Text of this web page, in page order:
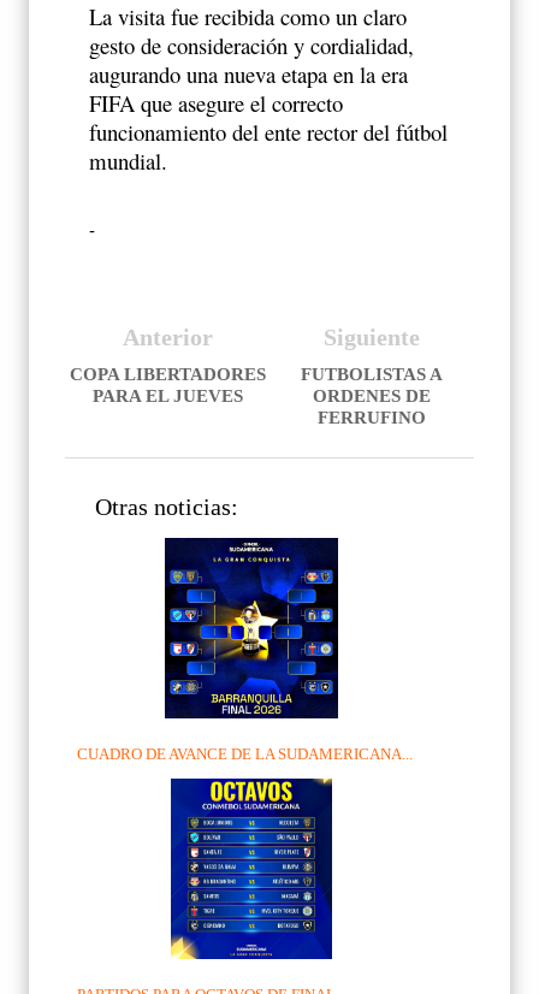
La visita fue recibida como un claro
gesto de consideración y cordialidad,
augurando una nueva etapa en la era
FIFA que asegure el correcto
funcionamiento del ente rector del fútbol
mundial.
-
Siguiente
FUTBOLISTAS A
ORDENES DE
FERRUFINO
Anterior
COPA LIBERTADORES
PARA EL JUEVES
Otras noticias:
CUADRO DE AVANCE DE LA SUDAMERICANA...